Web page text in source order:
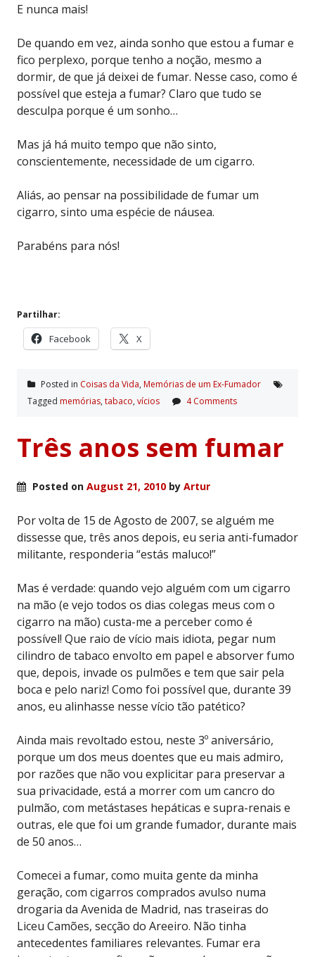
E nunca mais!
De quando em vez, ainda sonho que estou a fumar e
fico perplexo, porque tenho a noção, mesmo a
dormir, de que já deixei de fumar. Nesse caso, como é
possível que esteja a fumar? Claro que tudo se
desculpa porque é um sonho…
Mas já há muito tempo que não sinto,
conscientemente, necessidade de um cigarro.
Aliás, ao pensar na possibilidade de fumar um
cigarro, sinto uma espécie de náusea.
Parabéns para nós!
Partilhar:
Facebook X
Posted in Coisas da Vida, Memórias de um Ex-Fumador
Tagged memórias, tabaco, ví­cios 4 Comments
Três anos sem fumar
Posted on August 21, 2010 by Artur
Por volta de 15 de Agosto de 2007, se alguém me
dissesse que, três anos depois, eu seria anti-fumador
militante, responderia “estás maluco!”
Mas é verdade: quando vejo alguém com um cigarro
na mão (e vejo todos os dias colegas meus com o
cigarro na mão) custa-me a perceber como é
possível! Que raio de vício mais idiota, pegar num
cilindro de tabaco envolto em papel e absorver fumo
que, depois, invade os pulmões e tem que sair pela
boca e pelo nariz! Como foi possível que, durante 39
anos, eu alinhasse nesse vício tão patético?
Ainda mais revoltado estou, neste 3º aniversário,
porque um dos meus doentes que eu mais admiro,
por razões que não vou explicitar para preservar a
sua privacidade, está a morrer com um cancro do
pulmão, com metástases hepáticas e supra-renais e
outras, ele que foi um grande fumador, durante mais
de 50 anos…
Comecei a fumar, como muita gente da minha
geração, com cigarros comprados avulso numa
drogaria da Avenida de Madrid, nas traseiras do
Liceu Camões, secção do Areeiro. Não tinha
antecedentes familiares relevantes. Fumar era